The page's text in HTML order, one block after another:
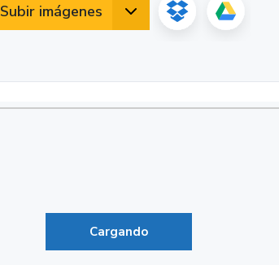
Subir imágenes
Cargando